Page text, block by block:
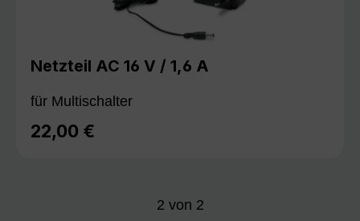
Netzteil AC 16 V / 1,6 A
für Multischalter
Regulärer Preis:
22,00 €
2 von 2